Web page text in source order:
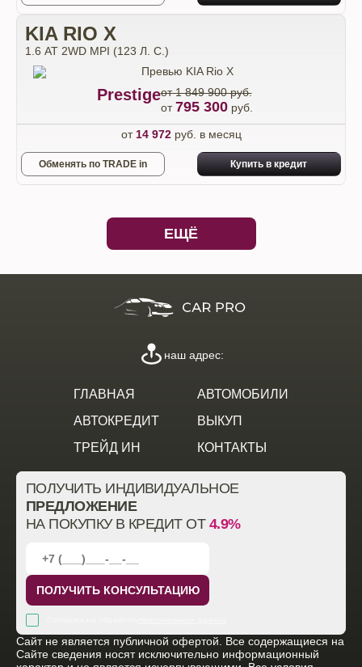
KIA RIO X
1.6 АТ 2WD MPI (123 Л. C.)
Prestigeот 1 849 900 руб.
от795 300руб.
от 14 972руб. в месяц
Обменять по TRADE in Купить в кредит
ЕЩЁ
ГЛАВНАЯ
АВТОМОБИЛИ
АВТОКРЕДИТ
ВЫКУП
ТРЕЙД ИН
КОНТАКТЫ
наш адрес:
ПОЛУЧИТЬ ИНДИВИДУАЛЬНОЕ
ПРЕДЛОЖЕНИЕ
НА ПОКУПКУ В КРЕДИТ ОТ 4.9%
ПОЛУЧИТЬ КОНСУЛЬТАЦИЮ
Cайт не является публичной офертой. Все содержащиеся на
Сайте сведения носят исключительно информационный